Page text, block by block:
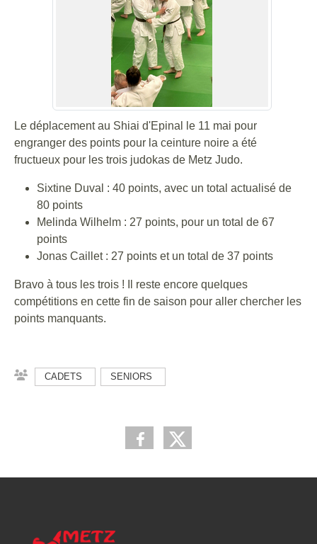
Le déplacement au Shiai d'Epinal le 11 mai pour
engranger des points pour la ceinture noire a été
fructueux pour les trois judokas de Metz Judo.
Sixtine Duval : 40 points, avec un total actualisé de
80 points
Melinda Wilhelm : 27 points, pour un total de 67
points
Jonas Caillet : 27 points et un total de 37 points
Bravo à tous les trois ! Il reste encore quelques
compétitions en cette fin de saison pour aller chercher les
points manquants.
CADETS SENIORS